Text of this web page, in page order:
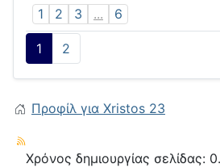
1
2 3 ... 6
1 2
Προφίλ για Xristos 23
Χρόνος δημιουργίας σελίδας: